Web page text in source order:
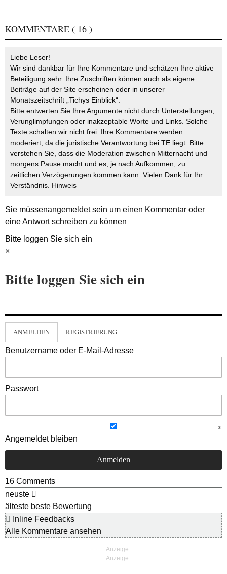
KOMMENTARE ( 16 )
Liebe Leser!
Wir sind dankbar für Ihre Kommentare und schätzen Ihre aktive
Beteiligung sehr. Ihre Zuschriften können auch als eigene
Beiträge auf der Site erscheinen oder in unserer
Monatszeitschrift „Tichys Einblick“.
Bitte entwerten Sie Ihre Argumente nicht durch Unterstellungen,
Verunglimpfungen oder inakzeptable Worte und Links. Solche
Texte schalten wir nicht frei. Ihre Kommentare werden
moderiert, da die juristische Verantwortung bei TE liegt. Bitte
verstehen Sie, dass die Moderation zwischen Mitternacht und
morgens Pause macht und es, je nach Aufkommen, zu
zeitlichen Verzögerungen kommen kann. Vielen Dank für Ihr
Verständnis. Hinweis
Sie müssenangemeldetsein um einen Kommentar oder
eine Antwort schreiben zu können
Bitte loggen Sie sich ein
×
Bitte loggen Sie sich ein
ANMELDEN REGISTRIERUNG
Benutzername oder E-Mail-Adresse
Passwort
Angemeldet bleiben
16 Comments
neuste
älteste beste Bewertung
Inline Feedbacks
Alle Kommentare ansehen